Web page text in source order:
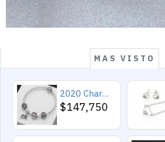
MAS VISTO
2020 Charms y cuentas de corazón, pulseras románticas de Cupido de circón rosa, joyería DIY, corazones en toda la prenda
$147,750